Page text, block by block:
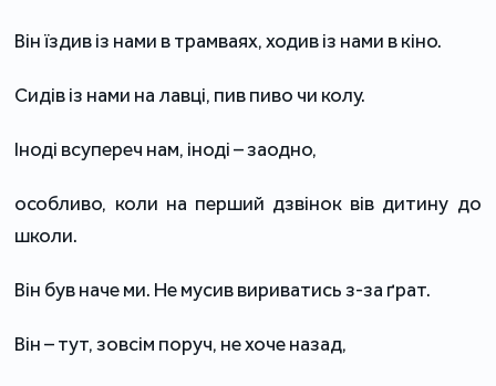
Він їздив із нами в трамваях, ходив із нами в кіно.
Сидів із нами на лавці, пив пиво чи колу.
Іноді всупереч нам, іноді – заодно,
особливо, коли на перший дзвінок вів дитину до
школи.
Він був наче ми. Не мусив вириватись з-за ґрат.
Він – тут, зовсім поруч, не хоче назад,